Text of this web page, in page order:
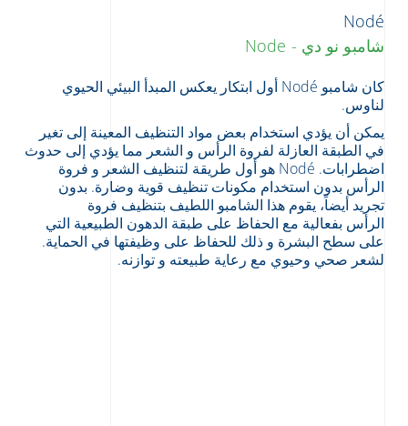
Nodé
شامبو نو دي - Node
كان شامبو Nodé أول ابتكار يعكس المبدأ البيئي الحيوي
لناوس.
يمكن أن يؤدي استخدام بعض مواد التنظيف المعينة إلى تغير
في الطبقة العازلة لفروة الرأس و الشعر مما يؤدي إلى حدوث
اضطرابات. Nodé هو أول طريقة لتنظيف الشعر و فروة
الرأس بدون استخدام مكونات تنظيف قوية وضارة. بدون
تجريد أيضاً، يقوم هذا الشامبو اللطيف بتنظيف فروة
الرأس بفعالية مع الحفاظ على طبقة الدهون الطبيعية التي
على سطح البشرة و ذلك للحفاظ على وظيفتها في الحماية.
لشعر صحي وحيوي مع رعاية طبيعته و توازنه.